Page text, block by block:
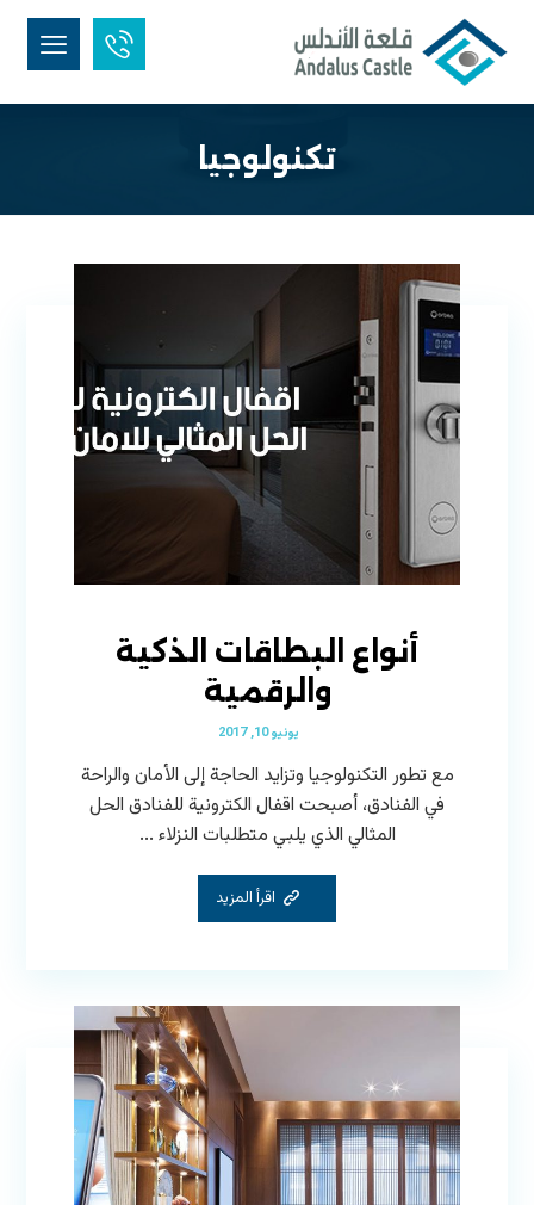
تكنولوجيا
أنواع البطاقات الذكية
والرقمية
يونيو 10, 2017
مع تطور التكنولوجيا وتزايد الحاجة إلى الأمان والراحة
في الفنادق، أصبحت اقفال الكترونية للفنادق الحل
المثالي الذي يلبي متطلبات النزلاء ...
اقرأ المزيد